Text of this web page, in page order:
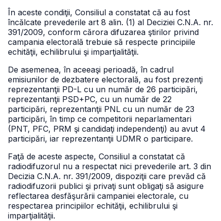
În aceste condiţii, Consiliul a constatat că au fost
încălcate prevederile art 8 alin. (1) al Deciziei C.N.A. nr.
391/2009, conform cărora difuzarea ştirilor privind
campania electorală trebuie să respecte principiile
echităţii, echilibrului şi imparţialităţii.
De asemenea, în aceeaşi perioadă, în cadrul
emisiunilor de dezbatere electorală, au fost prezenţi
reprezentanţii PD-L cu un număr de 26 participări,
reprezentanţii PSD+PC, cu un număr de 22
participări, reprezentanţii PNL cu un număr de 23
participări, în timp ce competitorii neparlamentari
(PNT, PFC, PRM şi candidaţi independenţi) au avut 4
participări, iar reprezentanţii UDMR o participare.
Faţă de aceste aspecte, Consiliul a constatat că
radiodifuzorul nu a respectat nici prevederile art. 3 din
Decizia C.N.A. nr. 391/2009, dispoziţii care prevăd că
radiodifuzorii publici şi privaţi sunt obligaţi să asigure
reflectarea desfăşurării campaniei electorale, cu
respectarea principiilor echităţii, echilibrului şi
imparţialităţii.